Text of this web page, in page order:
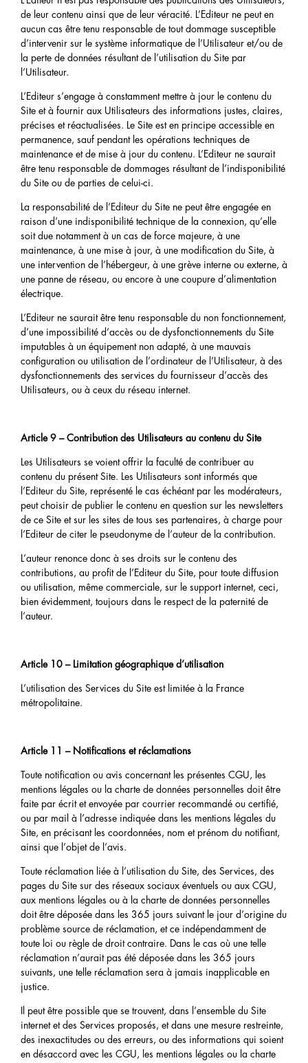
de leur contenu ainsi que de leur véracité. L’Editeur ne peut en
aucun cas être tenu responsable de tout dommage susceptible
d’intervenir sur le système informatique de l’Utilisateur et/ou de
la perte de données résultant de l’utilisation du Site par
l’Utilisateur.
L’Editeur s’engage à constamment mettre à jour le contenu du
Site et à fournir aux Utilisateurs des informations justes, claires,
précises et réactualisées. Le Site est en principe accessible en
permanence, sauf pendant les opérations techniques de
maintenance et de mise à jour du contenu. L’Editeur ne saurait
être tenu responsable de dommages résultant de l’indisponibilité
du Site ou de parties de celui-ci.
La responsabilité de l’Editeur du Site ne peut être engagée en
raison d’une indisponibilité technique de la connexion, qu’elle
soit due notamment à un cas de force majeure, à une
maintenance, à une mise à jour, à une modification du Site, à
une intervention de l’hébergeur, à une grève interne ou externe, à
une panne de réseau, ou encore à une coupure d’alimentation
électrique.
L’Editeur ne saurait être tenu responsable du non fonctionnement,
d’une impossibilité d’accès ou de dysfonctionnements du Site
imputables à un équipement non adapté, à une mauvais
configuration ou utilisation de l’ordinateur de l’Utilisateur, à des
dysfonctionnements des services du fournisseur d’accès des
Utilisateurs, ou à ceux du réseau internet.
Article 9 – Contribution des Utilisateurs au contenu du Site
Les Utilisateurs se voient offrir la faculté de contribuer au
contenu du présent Site. Les Utilisateurs sont informés que
l’Editeur du Site, représenté le cas échéant par les modérateurs,
peut choisir de publier le contenu en question sur les newsletters
de ce Site et sur les sites de tous ses partenaires, à charge pour
l’Editeur de citer le pseudonyme de l’auteur de la contribution.
L’auteur renonce donc à ses droits sur le contenu des
contributions, au profit de l’Editeur du Site, pour toute diffusion
ou utilisation, même commerciale, sur le support internet, ceci,
bien évidemment, toujours dans le respect de la paternité de
l’auteur.
Article 10 – Limitation géographique d’utilisation
L’utilisation des Services du Site est limitée à la France
métropolitaine.
Article 11 – Notifications et réclamations
Toute notification ou avis concernant les présentes CGU, les
mentions légales ou la charte de données personnelles doit être
faite par écrit et envoyée par courrier recommandé ou certifié,
ou par mail à l’adresse indiquée dans les mentions légales du
Site, en précisant les coordonnées, nom et prénom du notifiant,
ainsi que l’objet de l’avis.
Toute réclamation liée à l’utilisation du Site, des Services, des
pages du Site sur des réseaux sociaux éventuels ou aux CGU,
aux mentions légales ou à la charte de données personnelles
doit être déposée dans les 365 jours suivant le jour d’origine du
problème source de réclamation, et ce indépendamment de
toute loi ou règle de droit contraire. Dans le cas où une telle
réclamation n’aurait pas été déposée dans les 365 jours
suivants, une telle réclamation sera à jamais inapplicable en
justice.
Il peut être possible que se trouvent, dans l’ensemble du Site
internet et des Services proposés, et dans une mesure restreinte,
des inexactitudes ou des erreurs, ou des informations qui soient
en désaccord avec les CGU, les mentions légales ou la charte